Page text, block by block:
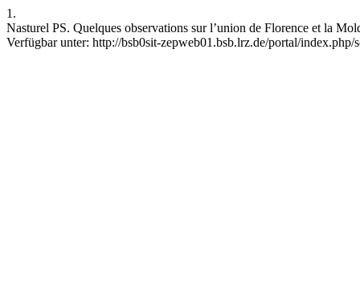
1.
Nasturel PS. Quelques observations sur l’union de Florence et la
Verfügbar unter: http://bsb0sit-zepweb01.bsb.lrz.de/portal/